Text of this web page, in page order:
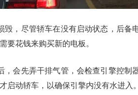
，尽管轿车在没有启动状态，后备
要花钱来购买新的电板。
会先弄干排气管，会检查引擎控制
启动轿车，以确保引擎内没有水进入。